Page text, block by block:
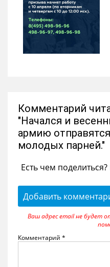
Комментарий
"Начался и
армию
молодых парней."
Есть чем
Добавить
Ваш адрес email не будет
Комментарий *